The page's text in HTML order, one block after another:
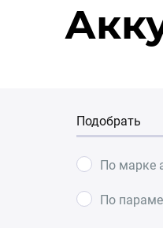
Подобрать
По марке
По